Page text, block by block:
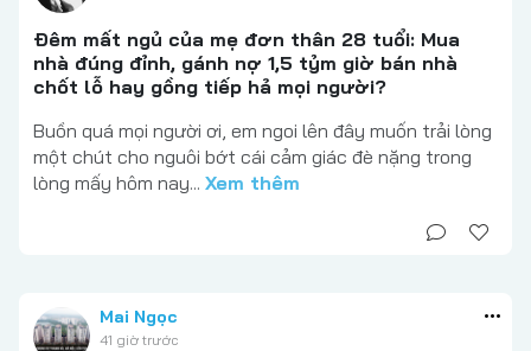
Đêm mất ngủ của mẹ đơn thân 28 tuổi: Mua
nhà đúng đỉnh, gánh nợ 1,5 tỷm giờ bán nhà
chốt lỗ hay gồng tiếp hả mọi người?
Buồn quá mọi người ơi, em ngoi lên đây muốn trải lòng
một chút cho nguôi bớt cái cảm giác đè nặng trong
lòng mấy hôm nay... Xem thêm
Mai Ngọc
41 giờ trước